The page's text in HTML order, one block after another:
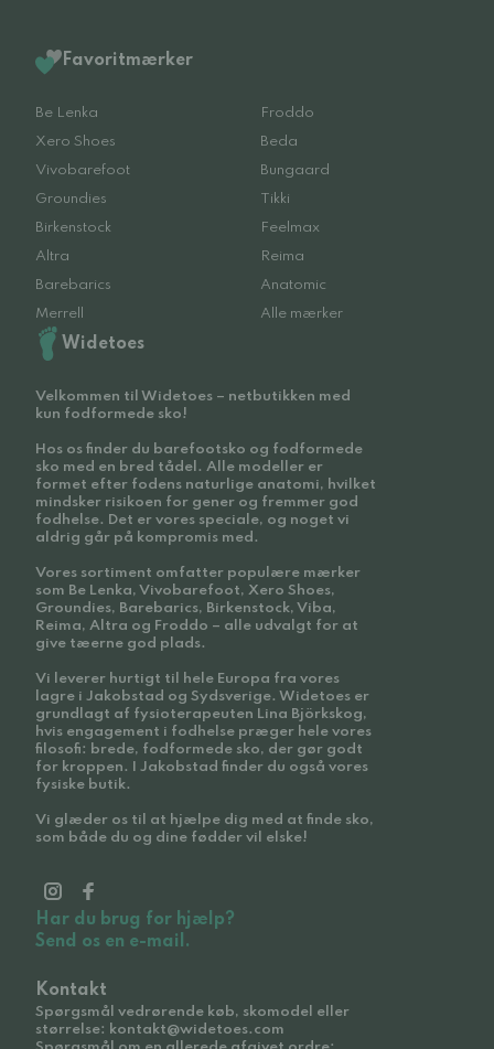
Favoritmærker
Be Lenka
Froddo
Xero Shoes
Beda
Vivobarefoot
Bungaard
Groundies
Tikki
Birkenstock
Feelmax
Altra
Reima
Barebarics
Anatomic
Merrell
Alle mærker
Widetoes
Velkommen til Widetoes – netbutikken med
kun fodformede sko!
Hos os finder du barefootsko og fodformede
sko med en bred tådel. Alle modeller er
formet efter fodens naturlige anatomi, hvilket
mindsker risikoen for gener og fremmer god
fodhelse. Det er vores speciale, og noget vi
aldrig går på kompromis med.
Vores sortiment omfatter populære mærker
som Be Lenka, Vivobarefoot, Xero Shoes,
Groundies, Barebarics, Birkenstock, Viba,
Reima, Altra og Froddo – alle udvalgt for at
give tæerne god plads.
Vi leverer hurtigt til hele Europa fra vores
lagre i Jakobstad og Sydsverige. Widetoes er
grundlagt af fysioterapeuten Lina Björkskog,
hvis engagement i fodhelse præger hele vores
filosofi: brede, fodformede sko, der gør godt
for kroppen. I Jakobstad finder du også vores
fysiske butik.
Vi glæder os til at hjælpe dig med at finde sko,
som både du og dine fødder vil elske!
Har du brug for hjælp?
Send os en e-mail.
Kontakt
Spørgsmål vedrørende køb, skomodel eller
størrelse: kontakt@widetoes.com